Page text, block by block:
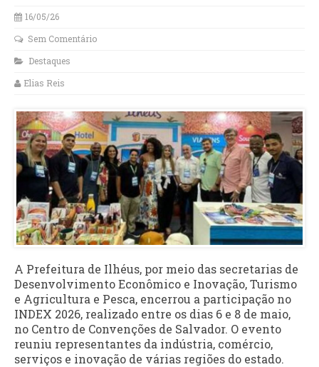
16/05/26
Sem Comentário
Destaques
Elias Reis
A Prefeitura de Ilhéus, por meio das secretarias de
Desenvolvimento Econômico e Inovação, Turismo
e Agricultura e Pesca, encerrou a participação no
INDEX 2026, realizado entre os dias 6 e 8 de maio,
no Centro de Convenções de Salvador. O evento
reuniu representantes da indústria, comércio,
serviços e inovação de várias regiões do estado.